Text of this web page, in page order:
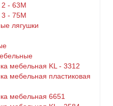
2 - 63M
3 - 75M
лягушки
мебельная KL - 3312
мебельная пластиковая
мебельная 6651